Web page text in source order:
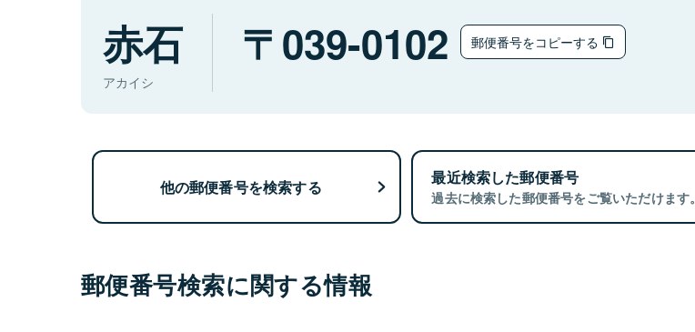
赤石
アカイシ
039-0102 郵便番号をコピーする
他の郵便番号を検索する 最近検索した郵便番号
過去に検索した郵便番号をご覧いただけます。
郵便番号検索に関する情報